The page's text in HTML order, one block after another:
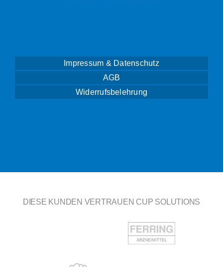
Impressum & Datenschutz
AGB
Widerrufsbelehrung
DIESE KUNDEN VERTRAUEN CUP SOLUTIONS